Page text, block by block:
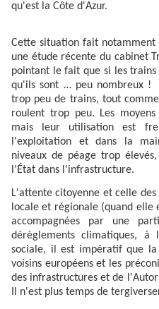
qu'est la Côte d'Azur.
Cette situation fait notamment
une étude récente du cabinet
pointant le fait que si les
qu'ils sont … peu nombreux !
trop peu de trains, tout
roulent trop peu. Les
mais leur utilisation est
l'exploitation et dans la
niveaux de péage trop
l’État dans l'infrastructure.
L'attente citoyenne et celle
locale et régionale (quand elle
accompagnées par une
dérèglements climatiques, à
sociale, il est impératif que la
voisins européens et les
des infrastructures et de
Il n'est plus temps de